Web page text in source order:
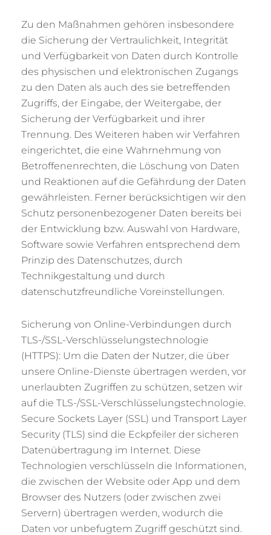
Zu den Maßnahmen gehören insbesondere
die Sicherung der Vertraulichkeit, Integrität
und Verfügbarkeit von Daten durch Kontrolle
des physischen und elektronischen Zugangs
zu den Daten als auch des sie betreffenden
Zugriffs, der Eingabe, der Weitergabe, der
Sicherung der Verfügbarkeit und ihrer
Trennung. Des Weiteren haben wir Verfahren
eingerichtet, die eine Wahrnehmung von
Betroffenenrechten, die Löschung von Daten
und Reaktionen auf die Gefährdung der Daten
gewährleisten. Ferner berücksichtigen wir den
Schutz personenbezogener Daten bereits bei
der Entwicklung bzw. Auswahl von Hardware,
Software sowie Verfahren entsprechend dem
Prinzip des Datenschutzes, durch
Technikgestaltung und durch
datenschutzfreundliche Voreinstellungen.
Sicherung von Online-Verbindungen durch
TLS-/SSL-Verschlüsselungstechnologie
(HTTPS): Um die Daten der Nutzer, die über
unsere Online-Dienste übertragen werden, vor
unerlaubten Zugriffen zu schützen, setzen wir
auf die TLS-/SSL-Verschlüsselungstechnologie.
Secure Sockets Layer (SSL) und Transport Layer
Security (TLS) sind die Eckpfeiler der sicheren
Datenübertragung im Internet. Diese
Technologien verschlüsseln die Informationen,
die zwischen der Website oder App und dem
Browser des Nutzers (oder zwischen zwei
Servern) übertragen werden, wodurch die
Daten vor unbefugtem Zugriff geschützt sind.